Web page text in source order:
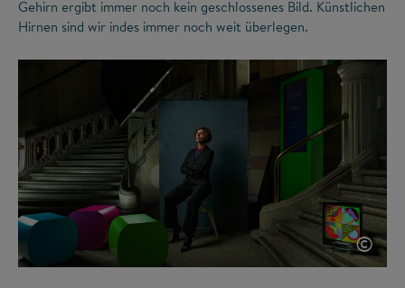
Gehirn ergibt immer noch kein geschlossenes Bild. Künstlichen
Hirnen sind wir indes immer noch weit überlegen.
©